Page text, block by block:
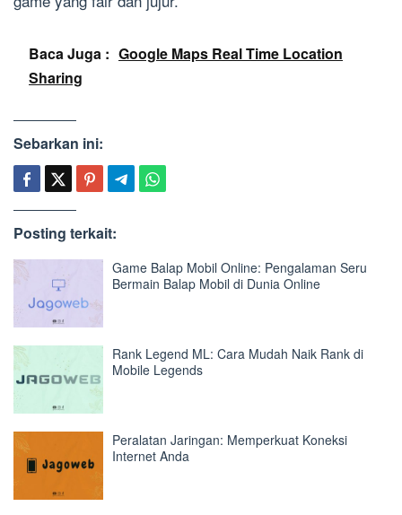
Baca Juga : Google Maps Real Time Location
Sharing
Sebarkan ini:
Posting terkait:
Game Balap Mobil Online: Pengalaman Seru
Bermain Balap Mobil di Dunia Online
Rank Legend ML: Cara Mudah Naik Rank di
Mobile Legends
Peralatan Jaringan: Memperkuat Koneksi
Internet Anda